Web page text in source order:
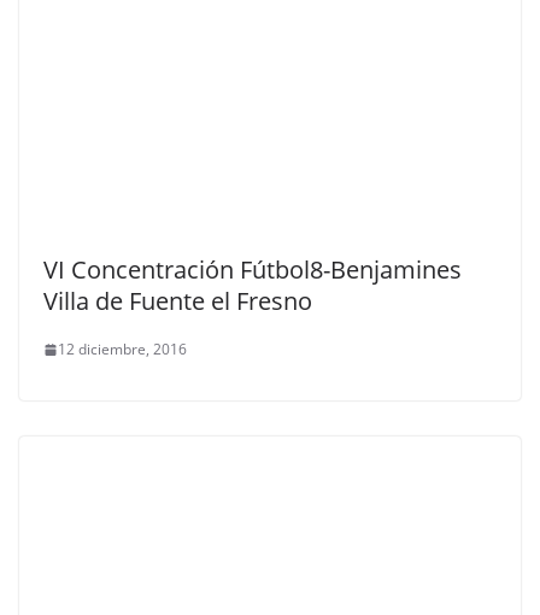
VI Concentración Fútbol8-Benjamines
Villa de Fuente el Fresno
12 diciembre, 2016